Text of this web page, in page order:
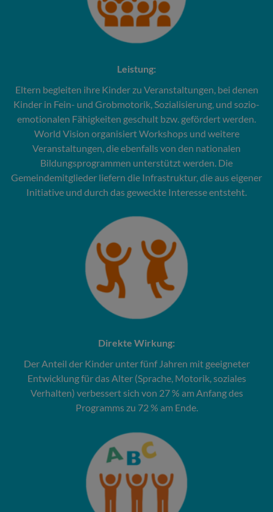
Leistung:
Eltern begleiten ihre Kinder zu Veranstaltungen, bei denen
Kinder in Fein- und Grobmotorik, Sozialisierung, und sozio-
emotionalen Fähigkeiten geschult bzw. gefördert werden.
World Vision organisiert Workshops und weitere
Veranstaltungen, die ebenfalls von den nationalen
Bildungsprogrammen unterstützt werden. Die
Gemeindemitglieder liefern die Infrastruktur, die aus eigener
Initiative und durch das geweckte Interesse entsteht.
Direkte Wirkung:
Der Anteil der Kinder unter fünf Jahren mit geeigneter
Entwicklung für das Alter (Sprache, Motorik, soziales
Verhalten) verbessert sich von 27 % am Anfang des
Programms zu 72 % am Ende.